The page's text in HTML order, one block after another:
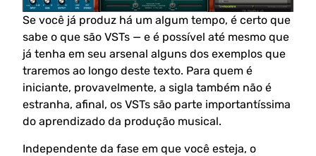
Se você já produz há um algum tempo, é certo que
sabe o que são VSTs — e é possível até mesmo que
já tenha em seu arsenal alguns dos exemplos que
traremos ao longo deste texto. Para quem é
iniciante, provavelmente, a sigla também não é
estranha, afinal, os VSTs são parte importantíssima
do aprendizado da produção musical.
Independente da fase em que você esteja, o